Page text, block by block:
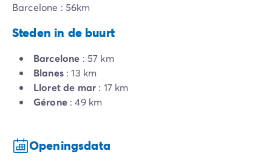
Barcelone : 56km
Steden in de buurt
Barcelone : 57 km
Blanes: 13 km
Lloret de mar : 17 km
Gérone: 49 km
Openingsdata